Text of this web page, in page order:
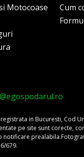
Motocoase
Cum
in Bucuresti,
pe site sunt corecte,
679.